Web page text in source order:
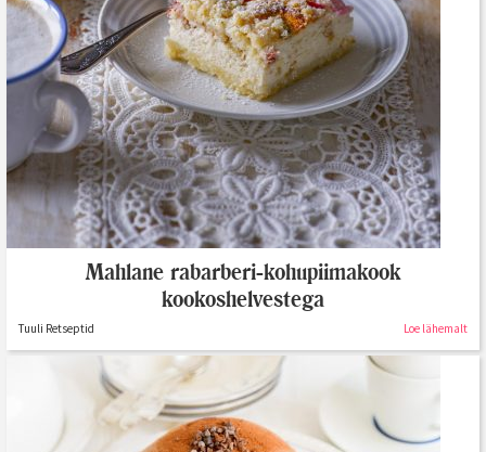
Mahlane rabarberi-kohupiimakook
kookoshelvestega
Tuuli Retseptid Loe lähemalt